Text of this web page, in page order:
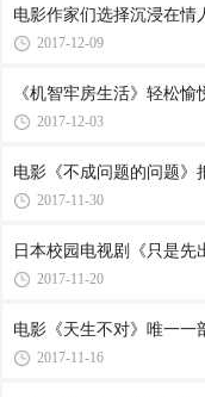
电影作家们选择沉浸在情
2017-12-09
《机智牢房生活》轻松
2017-12-03
电影《不成问题的问题》
2017-11-30
日本校园电视剧《只是
2017-11-20
电影《天生不对》唯一一
2017-11-16